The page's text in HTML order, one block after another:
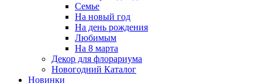
Семье
На новый год
На день рождения
Любимым
На 8 марта
Декор для флорариума
Новогодний Каталог
Новинки